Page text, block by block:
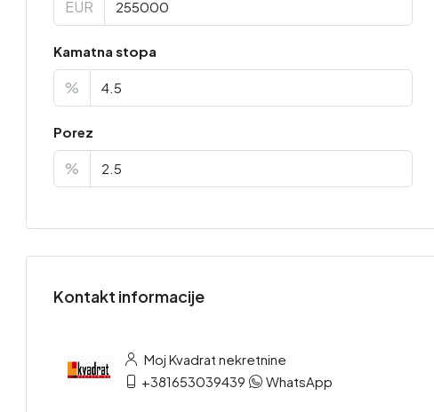
EUR
Kamatna stopa
%
Porez
%
Kontakt informacije
Moj Kvadrat nekretnine
+381653039439
WhatsApp